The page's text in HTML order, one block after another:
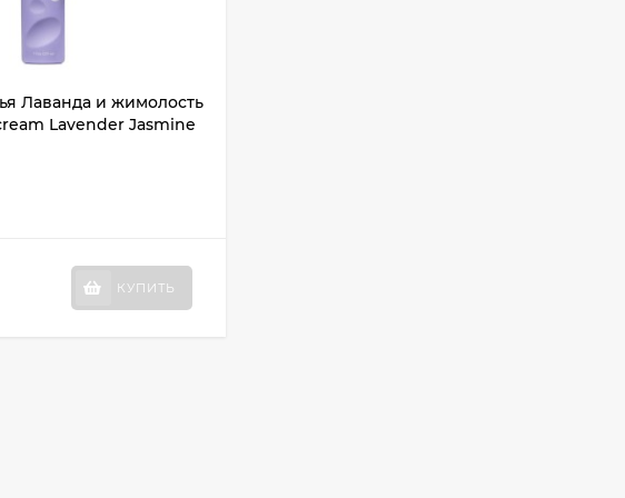
Лаванда и жимолость
Lavender Jasmine
КУПИТЬ